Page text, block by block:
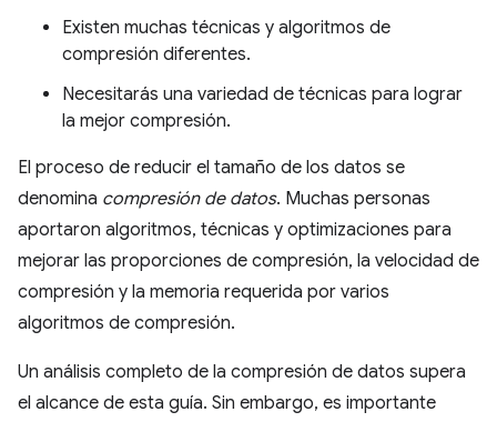
Existen muchas técnicas y algoritmos de
compresión diferentes.
Necesitarás una variedad de técnicas para lograr
la mejor compresión.
El proceso de reducir el tamaño de los datos se
denomina compresión de datos. Muchas personas
aportaron algoritmos, técnicas y optimizaciones para
mejorar las proporciones de compresión, la velocidad de
compresión y la memoria requerida por varios
algoritmos de compresión.
Un análisis completo de la compresión de datos supera
el alcance de esta guía. Sin embargo, es importante